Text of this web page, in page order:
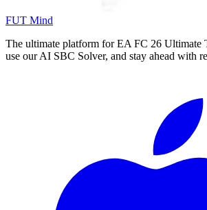
FUT Mind
The ultimate platform for EA FC 26 Ultimate
use our AI SBC Solver, and stay ahead with